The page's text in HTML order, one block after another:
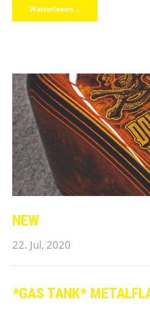
Weiterlesen …
NEW
22. Jul, 2020
*GAS TANK*